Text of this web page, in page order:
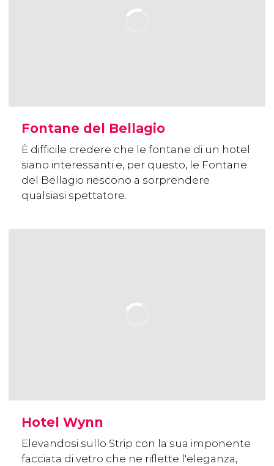
Fontane del Bellagio
È difficile credere che le fontane di un hotel
siano interessanti e, per questo, le Fontane
del Bellagio riescono a sorprendere
qualsiasi spettatore.
Hotel Wynn
Elevandosi sullo Strip con la sua imponente
facciata di vetro che ne riflette l'eleganza,